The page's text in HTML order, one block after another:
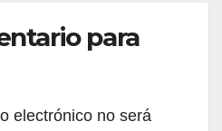
para
electrónico no será